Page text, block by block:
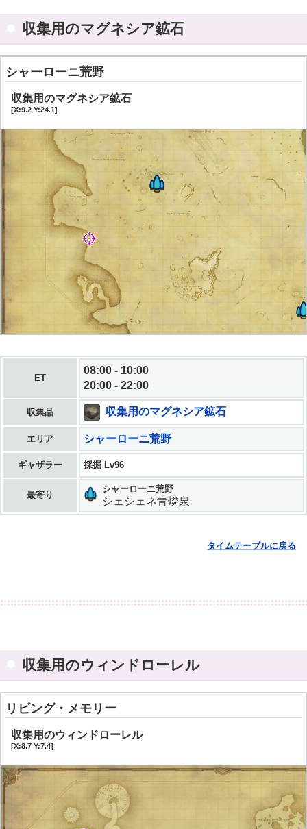
収集用のマグネシア鉱石
シャーローニ荒野
収集用のマグネシア鉱石
[X:9.2 Y:24.1]
ET
08:00 - 10:00
20:00 - 22:00
収集品 収集用のマグネシア鉱石
エリア シャーローニ荒野
ギャザラー 採掘 Lv96
最寄り
シャーローニ荒野
シェシェネ青燐泉
タイムテーブルに戻る
収集用のウィンドローレル
リビング・メモリー
収集用のウィンドローレル
[X:8.7 Y:7.4]